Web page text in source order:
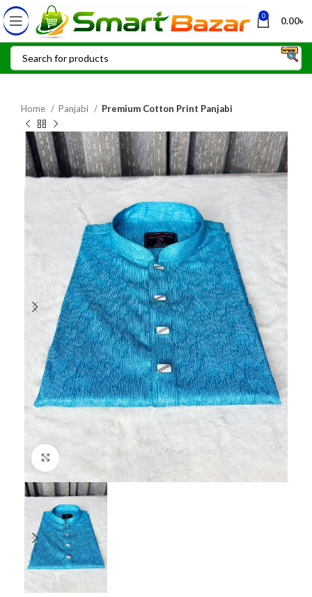
0 0.00৳
Home Panjabi Premium Cotton Print Panjabi
Click to enlarge